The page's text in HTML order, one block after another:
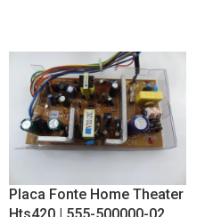
Placa Fonte Home Theater